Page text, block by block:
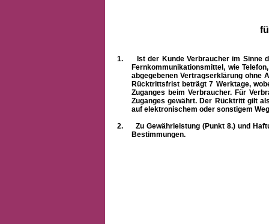
1.
Ist der Kunde Verbraucher im Sinne
Fernkommunikationsmittel, wie
abgegebenen Vertragserklärung ohne
Rücktrittsfrist beträgt 7 Werktage,
Zuganges beim Verbraucher. Für
Zuganges gewährt. Der Rücktritt gilt
auf elektronischem oder sonstigem
2.
Zu Gewährleistung (Punkt 8.) und
Bestimmungen.